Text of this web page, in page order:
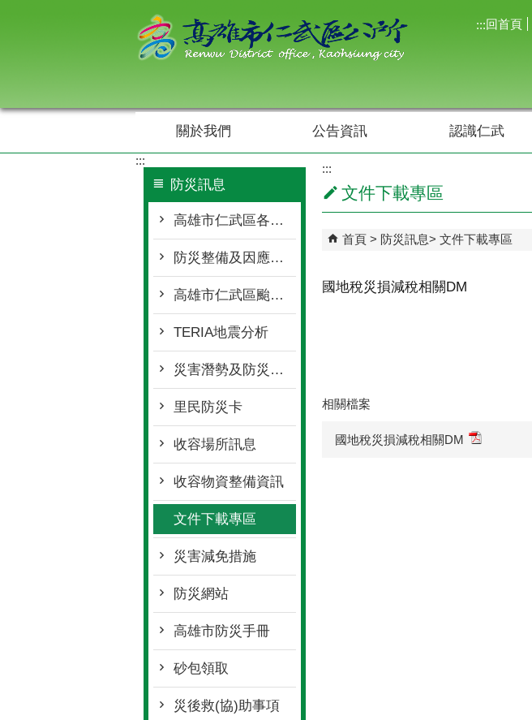
:::回首頁
關於我們 公告資訊 認識仁武
:::
防災訊息
高雄市仁武區各單位聯繫窗口
防災整備及因應作為
高雄市仁武區颱風豪雨期間開放車輛臨時停放處所
TERIA地震分析
災害潛勢及防災地圖
里民防災卡
收容場所訊息
收容物資整備資訊
文件下載專區
災害減免措施
防災網站
高雄市防災手冊
砂包領取
災後救(協)助事項
:::
文件下載專區
首頁 防災訊息 文件下載專區
國地稅災損減稅相關DM
相關檔案
國地稅災損減稅相關DM